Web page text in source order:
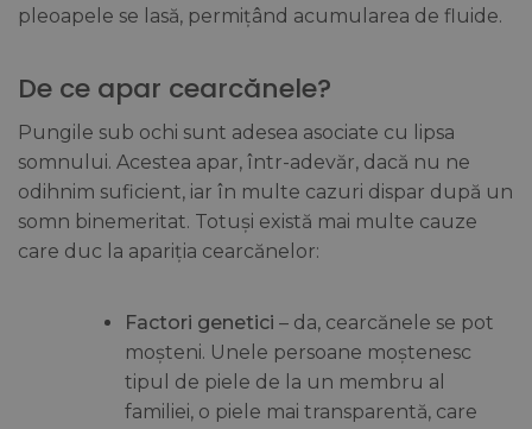
pleoapele se lasă, permițând acumularea de fluide.
De ce apar cearcănele?
Pungile sub ochi sunt adesea asociate cu lipsa
somnului. Acestea apar, într-adevăr, dacă nu ne
odihnim suficient, iar în multe cazuri dispar după un
somn binemeritat. Totuși există mai multe cauze
care duc la apariția cearcănelor:
Factori genetici – da, cearcănele se pot
moșteni. Unele persoane moștenesc
tipul de piele de la un membru al
familiei, o piele mai transparentă, care